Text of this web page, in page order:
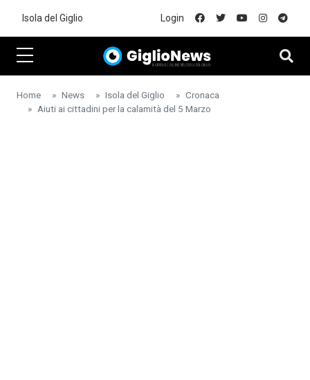
Isola del Giglio Login
Home News Isola del Giglio
Cronaca
Aiuti ai cittadini per la calamità del 5 Marzo